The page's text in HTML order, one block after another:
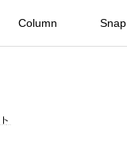
Column Snap